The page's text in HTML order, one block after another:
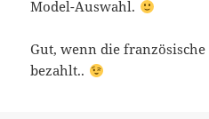
Model-Auswahl.
Gut, wenn die
bezahlt..